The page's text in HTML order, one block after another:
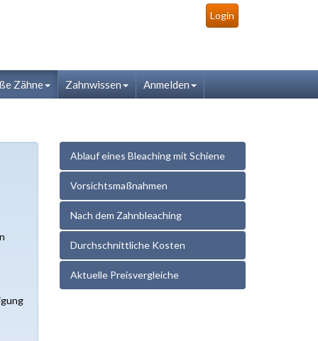
Login
Zähne Zahnwissen Anmelden
Ablauf eines Bleaching mit Schiene
Vorsichtsmaßnahmen
Nach dem Zahnbleaching
Durchschnittliche Kosten
Aktuelle Preisvergleiche